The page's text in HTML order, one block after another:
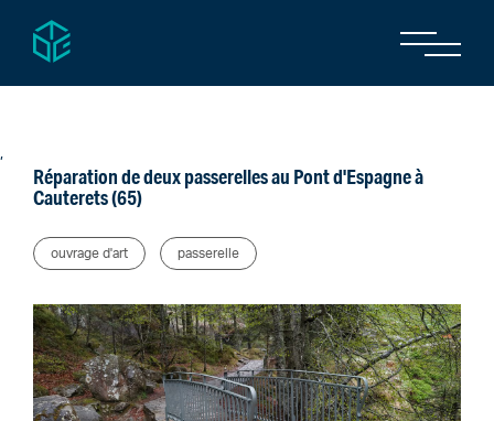
,
Réparation de deux passerelles au Pont d'Espagne à
Cauterets (65)
ouvrage d'art passerelle